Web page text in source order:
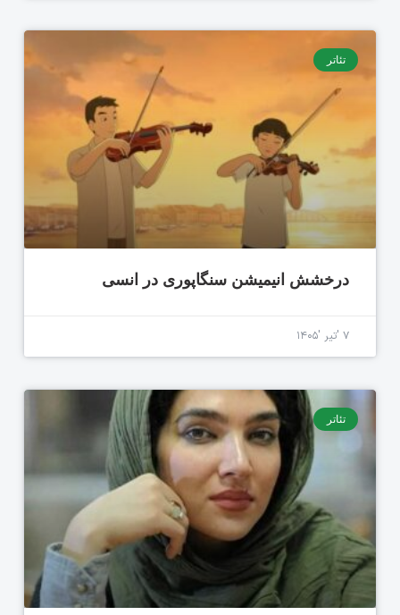
تئاتر
درخشش انیمیشن سنگاپوری در انسی
۷ 'تیر '۱۴۰۵
تئاتر